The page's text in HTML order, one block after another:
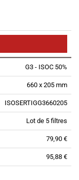
G3 - ISOC 50%
660 x 205 mm
ISOSERTIGG3660205
Lot de 5 filtres
79,90 €
95,88 €